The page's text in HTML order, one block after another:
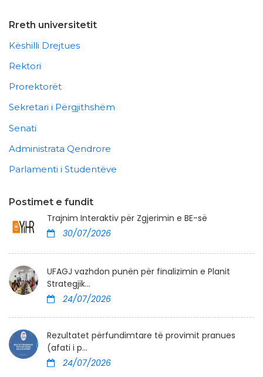
Rreth universitetit
Këshilli Drejtues
Rektori
Prorektorët
Sekretari i Përgjithshëm
Senati
Administrata Qendrore
Parlamenti i Studentëve
Postimet e fundit
Trajnim Interaktiv për Zgjerimin e BE-së
30/07/2026
UFAGJ vazhdon punën për finalizimin e Planit
Strategjik...
24/07/2026
Rezultatet përfundimtare të provimit pranues
(afati i p...
24/07/2026